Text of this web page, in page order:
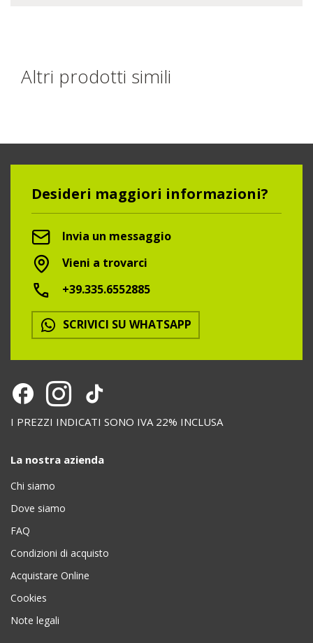
Altri prodotti simili
Desideri maggiori informazioni?
Invia un messaggio
Vieni a trovarci
+39.335.6552885
SCRIVICI SU WHATSAPP
I PREZZI INDICATI SONO IVA 22% INCLUSA
La nostra azienda
Chi siamo
Dove siamo
FAQ
Condizioni di acquisto
Acquistare Online
Cookies
Note legali